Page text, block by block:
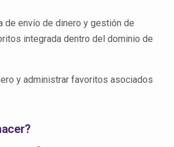
de envío de dinero y gestión de
integrada dentro del dominio de
y administrar favoritos asociados